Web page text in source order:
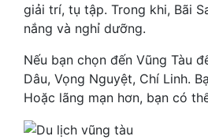
giải trí, tụ tập. Trong khi, Bãi
nắng và nghỉ dưỡng.
Nếu bạn chọn đến Vũng Tàu
Dâu, Vọng Nguyệt, Chí Linh.
Hoặc lãng mạn hơn, bạn có